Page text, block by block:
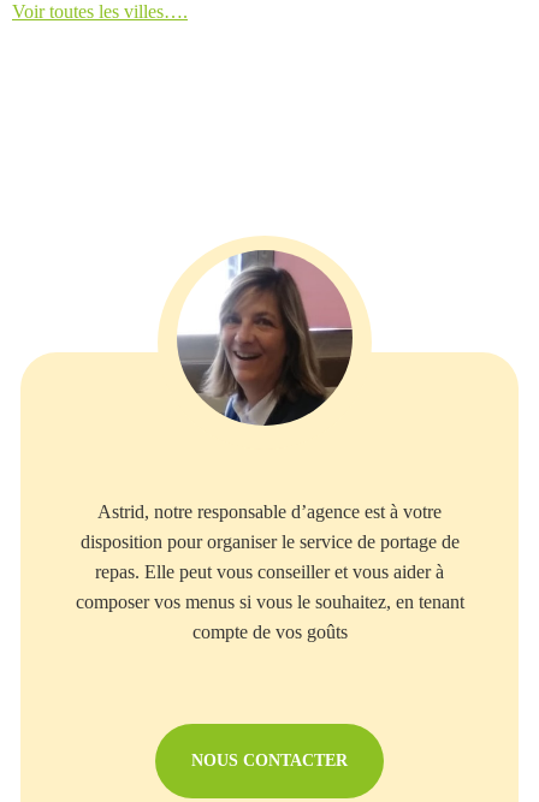
Voir toutes les villes….
Astrid, notre responsable d’agence est à votre
disposition pour organiser le service de portage de
repas. Elle peut vous conseiller et vous aider à
composer vos menus si vous le souhaitez, en tenant
compte de vos goûts
NOUS CONTACTER